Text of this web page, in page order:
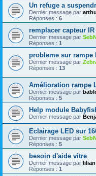
Un refuge a
Dernier message par
Réponses : 6
remplacer capteur IR
Dernier message par
Réponses : 1
probleme sur rampe
Dernier message par
Réponses : 13
Amélioration rampe
Dernier message par
Réponses : 5
Help module
Dernier message par
Eclairage LED sur
Dernier message par
Réponses : 5
besoin d'aide vitre
Dernier message par lilian
Réponses : 1